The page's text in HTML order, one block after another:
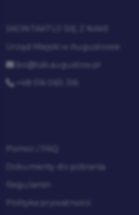
Urząd Miejski w Augustowie
bo@tak.augustow.pl
+48 516 060 316
Dokumenty do pobrania
Regulamin
Polityka prywatności